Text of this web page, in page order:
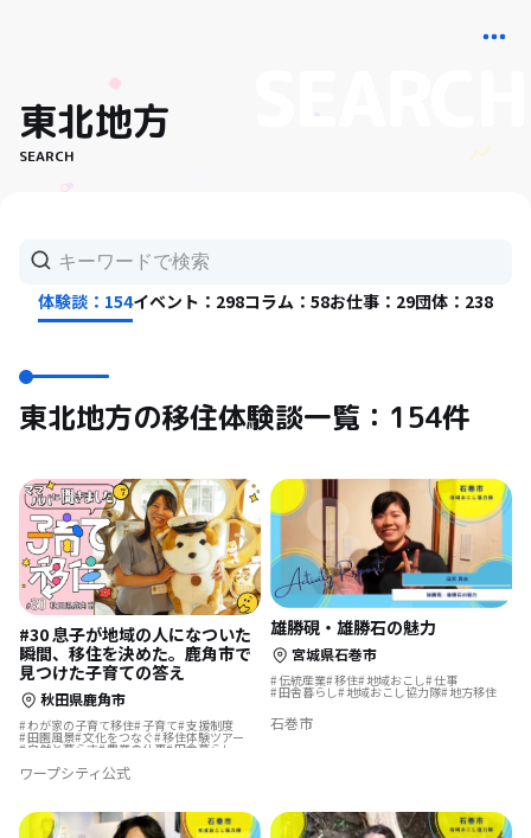
東北地方
SEARCH
体験談：154イベント：298コラム：58お仕事：29団体：238
東北地方の移住体験談一覧：154件
#30 息子が地域の人になついた
瞬間、移住を決めた。鹿角市で
見つけた子育ての答え
秋田県鹿角市
わが家の子育て移住 子育て 支援制度
田園風景 文化をつなぐ 移住体験ツアー
自然と暮らす 農業の仕事 田舎暮らし
ワープシティ公式
雄勝硯・雄勝石の魅力
宮城県石巻市
伝統産業 移住 地域おこし 仕事
田舎暮らし 地域おこし協力隊 地方移住
石巻市